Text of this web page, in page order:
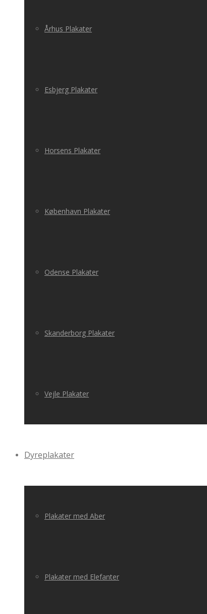
Århus Plakater
Esbjerg Plakater
Horsens Plakater
København Plakater
Odense Plakater
Skanderborg Plakater
Vejle Plakater
Dyreplakater
Plakater med Aber
Plakater med Elefanter